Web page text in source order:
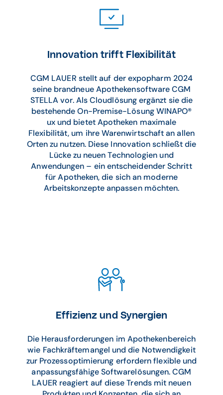
Innovation trifft Flexibilität
CGM LAUER stellt auf der expopharm 2024
seine brandneue Apothekensoftware CGM
STELLA vor. Als Cloudlösung ergänzt sie die
bestehende On-Premise-Lösung WINAPO®
ux und bietet Apotheken maximale
Flexibilität, um ihre Warenwirtschaft an allen
Orten zu nutzen. Diese Innovation schließt die
Lücke zu neuen Technologien und
Anwendungen – ein entscheidender Schritt
für Apotheken, die sich an moderne
Arbeitskonzepte anpassen möchten.
Effizienz und Synergien
Die Herausforderungen im Apothekenbereich
wie Fachkräftemangel und die Notwendigkeit
zur Prozessoptimierung erfordern flexible und
anpassungsfähige Softwarelösungen. CGM
LAUER reagiert auf diese Trends mit neuen